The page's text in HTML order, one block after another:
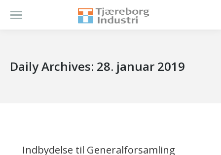
Daily Archives: 28. januar 2019
Indbydelse til Generalforsamling